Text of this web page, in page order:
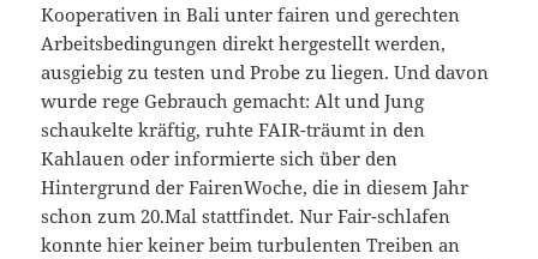
Kooperativen in Bali unter fairen und gerechten
Arbeitsbedingungen direkt hergestellt werden,
ausgiebig zu testen und Probe zu liegen. Und davon
wurde rege Gebrauch gemacht: Alt und Jung
schaukelte kräftig, ruhte FAIR-träumt in den
Kahlauen oder informierte sich über den
Hintergrund der FairenWoche, die in diesem Jahr
schon zum 20.Mal stattfindet. Nur Fair-schlafen
konnte hier keiner beim turbulenten Treiben an